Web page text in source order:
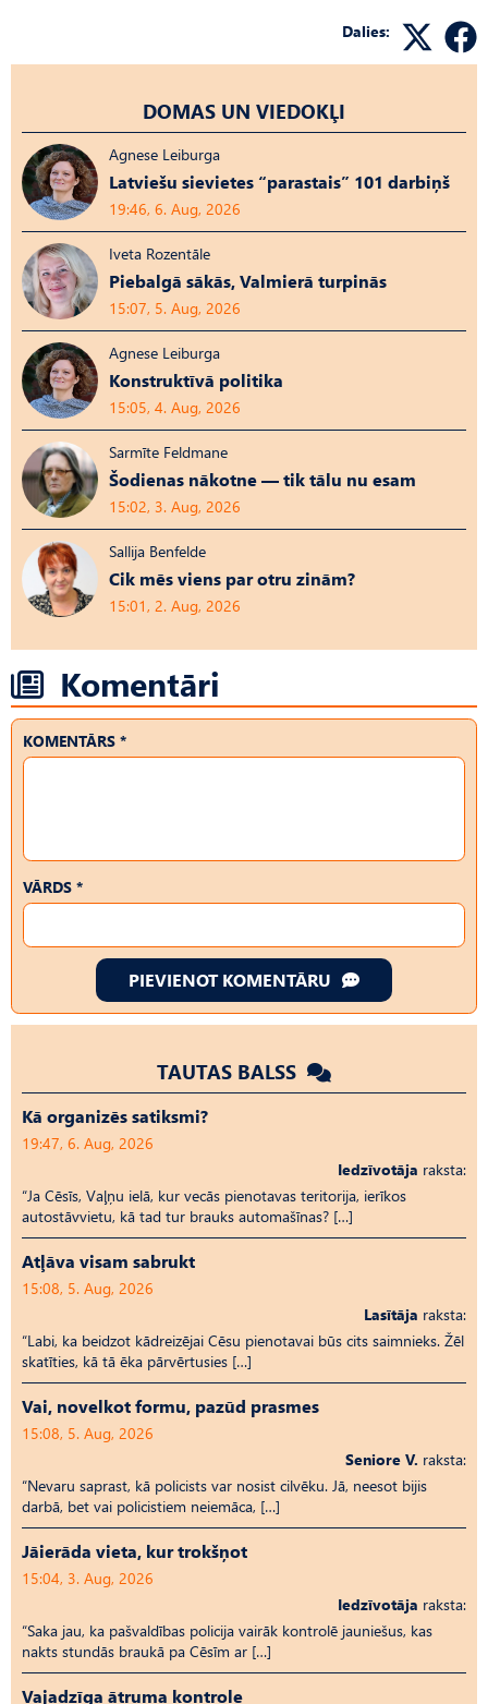
Dalies:
DOMAS UN VIEDOKĻI
Agnese Leiburga
Latviešu sievietes “parastais” 101 darbiņš
19:46, 6. Aug, 2026
Iveta Rozentāle
Piebalgā sākās, Valmierā turpinās
15:07, 5. Aug, 2026
Agnese Leiburga
Konstruktīvā politika
15:05, 4. Aug, 2026
Sarmīte Feldmane
Šodienas nākotne — tik tālu nu esam
15:02, 3. Aug, 2026
Sallija Benfelde
Cik mēs viens par otru zinām?
15:01, 2. Aug, 2026
Komentāri
KOMENTĀRS *
VĀRDS *
PIEVIENOT KOMENTĀRU
TAUTAS BALSS
Kā organizēs satiksmi?
19:47, 6. Aug, 2026
Iedzīvotāja raksta:
“Ja Cēsīs, Vaļņu ielā, kur vecās pienotavas teritorija, ierīkos
autostāvvietu, kā tad tur brauks automašīnas? […]
Atļāva visam sabrukt
15:08, 5. Aug, 2026
Lasītāja raksta:
“Labi, ka beidzot kādreizējai Cēsu pienotavai būs cits saimnieks. Žēl
skatīties, kā tā ēka pārvērtusies […]
Vai, novelkot formu, pazūd prasmes
15:08, 5. Aug, 2026
Seniore V. raksta:
“Nevaru saprast, kā policists var nosist cilvēku. Jā, neesot bijis
darbā, bet vai policistiem neiemāca, […]
Jāierāda vieta, kur trokšņot
15:04, 3. Aug, 2026
Iedzīvotāja raksta:
“Saka jau, ka pašvaldības policija vairāk kontrolē jauniešus, kas
nakts stundās braukā pa Cēsīm ar […]
Vajadzīga ātruma kontrole